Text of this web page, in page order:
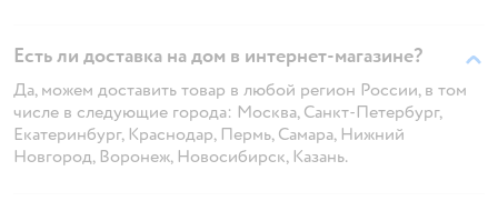
Есть ли доставка на дом в интернет-магазине?
Да, можем доставить товар в любой регион России, в том
числе в следующие города: Москва, Санкт-Петербург,
Екатеринбург, Краснодар, Пермь, Самара, Нижний
Новгород, Воронеж, Новосибирск, Казань.